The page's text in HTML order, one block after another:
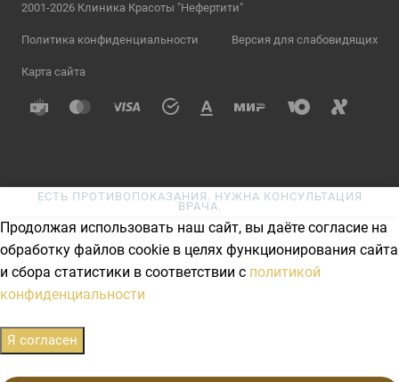
2001-2026 Клиника Красоты "Нефертити"
Политика конфиденциальности Версия для слабовидящих
Карта сайта
ЕСТЬ ПРОТИВОПОКАЗАНИЯ. НУЖНА КОНСУЛЬТАЦИЯ
ВРАЧА.
Продолжая использовать наш сайт, вы даёте согласие на
обработку файлов cookie в целях функционирования сайта
и сбора статистики в соответствии с политикой
конфиденциальности
Я согласен